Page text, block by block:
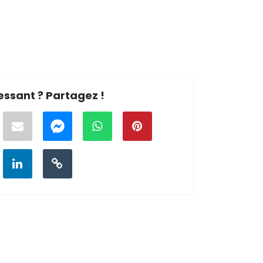
? Partagez !